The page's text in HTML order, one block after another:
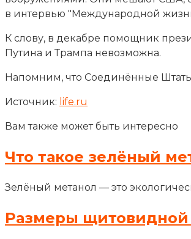
в интервью "Международной
К слову, в декабре помощник
Путина и Трампа невозможна.
Напомним, что Соединённые
Источник: life.ru
Вам также может быть интересно
Что такое зелёный
Зелёный метанол — это
Размеры